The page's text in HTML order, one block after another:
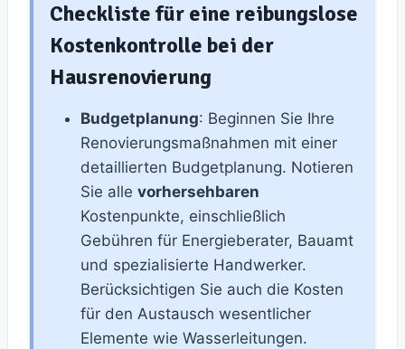
Checkliste für eine reibungslose
Kostenkontrolle bei der
Hausrenovierung
Budgetplanung: Beginnen Sie Ihre
Renovierungsmaßnahmen mit einer
detaillierten Budgetplanung. Notieren
Sie alle vorhersehbaren
Kostenpunkte, einschließlich
Gebühren für Energieberater, Bauamt
und spezialisierte Handwerker.
Berücksichtigen Sie auch die Kosten
für den Austausch wesentlicher
Elemente wie Wasserleitungen.